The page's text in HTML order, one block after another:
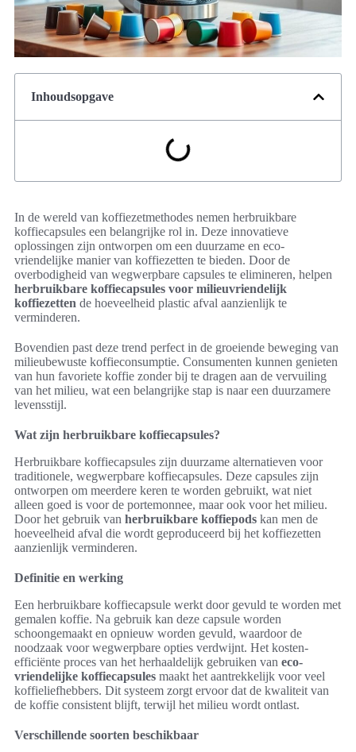
Inhoudsopgave
In de wereld van koffiezetmethodes nemen herbruikbare
koffiecapsules een belangrijke rol in. Deze innovatieve
oplossingen zijn ontworpen om een duurzame en eco-
vriendelijke manier van koffiezetten te bieden. Door de
overbodigheid van wegwerpbare capsules te elimineren, helpen
herbruikbare koffiecapsules voor milieuvriendelijk
koffiezetten de hoeveelheid plastic afval aanzienlijk te
verminderen.
Bovendien past deze trend perfect in de groeiende beweging van
milieubewuste koffieconsumptie. Consumenten kunnen genieten
van hun favoriete koffie zonder bij te dragen aan de vervuiling
van het milieu, wat een belangrijke stap is naar een duurzamere
levensstijl.
Wat zijn herbruikbare koffiecapsules?
Herbruikbare koffiecapsules zijn duurzame alternatieven voor
traditionele, wegwerpbare koffiecapsules. Deze capsules zijn
ontworpen om meerdere keren te worden gebruikt, wat niet
alleen goed is voor de portemonnee, maar ook voor het milieu.
Door het gebruik van herbruikbare koffiepods kan men de
hoeveelheid afval die wordt geproduceerd bij het koffiezetten
aanzienlijk verminderen.
Definitie en werking
Een herbruikbare koffiecapsule werkt door gevuld te worden met
gemalen koffie. Na gebruik kan deze capsule worden
schoongemaakt en opnieuw worden gevuld, waardoor de
noodzaak voor wegwerpbare opties verdwijnt. Het kosten-
efficiënte proces van het herhaaldelijk gebruiken van eco-
vriendelijke koffiecapsules maakt het aantrekkelijk voor veel
koffieliefhebbers. Dit systeem zorgt ervoor dat de kwaliteit van
de koffie consistent blijft, terwijl het milieu wordt ontlast.
Verschillende soorten beschikbaar